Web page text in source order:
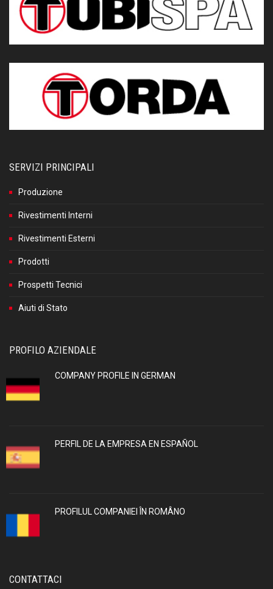
SERVIZI PRINCIPALI
Produzione
Rivestimenti Interni
Rivestimenti Esterni
Prodotti
Prospetti Tecnici
Aiuti di Stato
PROFILO AZIENDALE
COMPANY PROFILE IN GERMAN
PERFIL DE LA EMPRESA EN ESPAÑOL
PROFILUL COMPANIEI ÎN ROMÂNO
CONTATTACI